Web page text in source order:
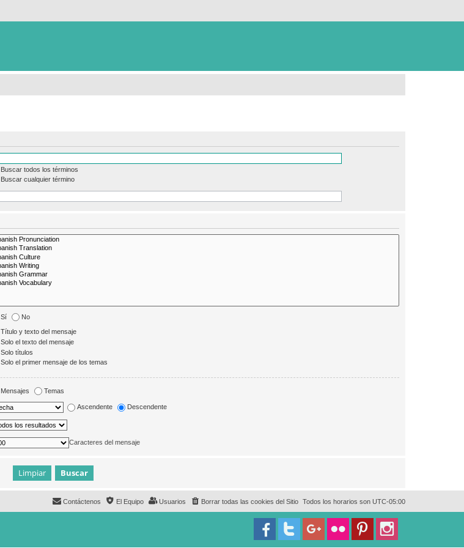
Buscar todos los términos
Buscar cualquier término
Sí No
Título y texto del mensaje
Solo el texto del mensaje
Solo títulos
Solo el primer mensaje de los temas
Mensajes Temas
Ascendente Descendente
Caracteres del mensaje
Todos los horarios son UTC-05:00
Borrar todas las cookies del Sitio
Usuarios
El Equipo
Contáctenos